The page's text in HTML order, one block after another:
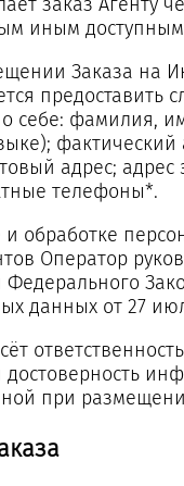
иным доступным
Заказа на
предоставить
себе: фамилия,
фактический
адрес; адрес
телефоны*.
и обработке
Оператор
данных от 27
при